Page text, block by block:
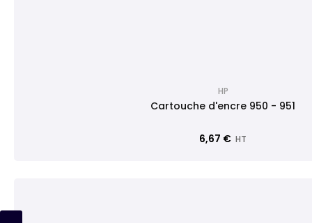
HP
Cartouche d'encre 950 - 951
6,67 € HT